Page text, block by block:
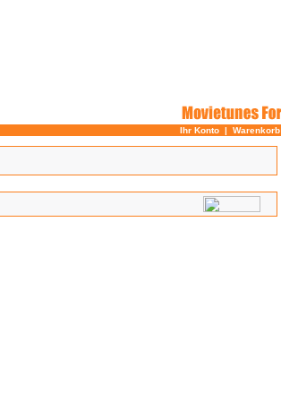
Ihr Konto | Warenkorb